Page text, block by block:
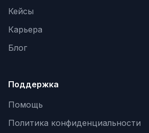
GEO-продвижение в нейросетях и
Кейсы
Карьера
Блог
Поддержка
Помощь
Политика конфиденциальности